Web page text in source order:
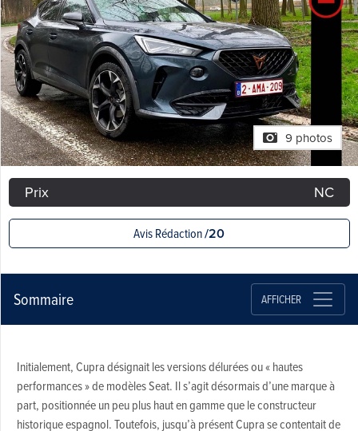
9 photos
Prix NC
Avis Rédaction/20
Sommaire AFFICHER
Initialement, Cupra désignait les versions délurées ou « hautes
performances » de modèles Seat. Il s’agit désormais d’une marque à
part, positionnée un peu plus haut en gamme que le constructeur
historique espagnol. Toutefois, jusqu’à présent Cupra se contentait de